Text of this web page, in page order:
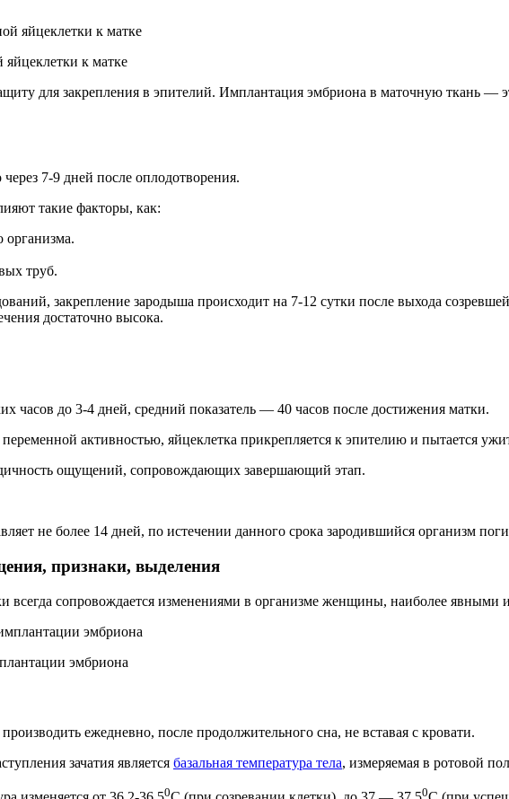
к матке
для закрепления в эпителий. Имплантация эмбриона в маточную ткань —
7-9 дней после оплодотворения.
такие факторы, как:
организма.
труб.
закрепление зародыша происходит на 7-12 сутки после выхода
достаточно высока.
часов до 3-4 дней, средний показатель — 40 часов после достижения матки.
активностью, яйцеклетка прикрепляется к эпителию и пытается
ощущений, сопровождающих завершающий этап.
не более 14 дней, по истечении данного срока зародившийся организм
признаки, выделения
всегда сопровождается изменениями в организме женщины, наиболее явными
эмбриона
ежедневно, после продолжительного сна, не вставая с кровати.
зачатия является базальная температура тела, измеряемая в ротовой
0 0